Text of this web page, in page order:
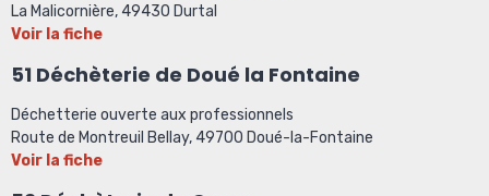
La Malicornière, 49430 Durtal
Voir la fiche
51 Déchèterie de Doué la Fontaine
Déchetterie ouverte aux professionnels
Route de Montreuil Bellay, 49700 Doué-la-Fontaine
Voir la fiche